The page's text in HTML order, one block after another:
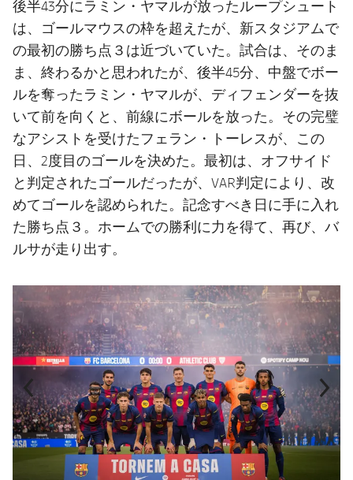
後半43分にラミン・ヤマルが放ったループシュート
は、ゴールマウスの枠を超えたが、新スタジアムで
の最初の勝ち点３は近づいていた。試合は、そのま
ま、終わるかと思われたが、後半45分、中盤でボー
ルを奪ったラミン・ヤマルが、ディフェンダーを抜
いて前を向くと、前線にボールを放った。その完璧
なアシストを受けたフェラン・トーレスが、この
日、2度目のゴールを決めた。最初は、オフサイド
と判定されたゴールだったが、VAR判定により、改
めてゴールを認められた。記念すべき日に手に入れ
た勝ち点３。ホームでの勝利に力を得て、再び、バ
ルサが走り出す。
label.aria.chevronleft 次